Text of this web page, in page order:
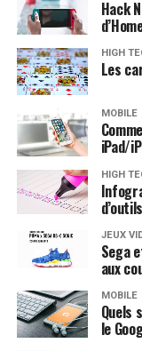
Hack
HIGH
Les
MOBILE
iPad/
HIGH
JEUX
Sega
aux
MOBILE
Quels
le